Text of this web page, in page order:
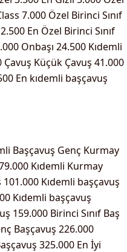
7.000 Özel Birinci Sınıf
En Özel Birinci Sınıf
Onbaşı 24.500 Kıdemli
Çavuş Küçük Çavuş 41.000
En kıdemli başçavuş
Başçavuş Genç Kurmay
Kıdemli Kurmay
101.000 Kıdemli başçavuş
Kıdemli başçavuş
159.000 Birinci Sınıf Baş
Başçavuş 226.000
325.000 En İyi